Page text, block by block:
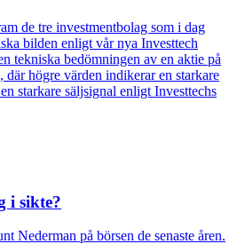
de tre investmentbolag som i dag
bilden enligt vår nya Investtech
tekniska bedömningen av en aktie på
högre värden indikerar en starkare
starkare säljsignal enligt Investtechs
i sikte?
Nederman på börsen de senaste åren.